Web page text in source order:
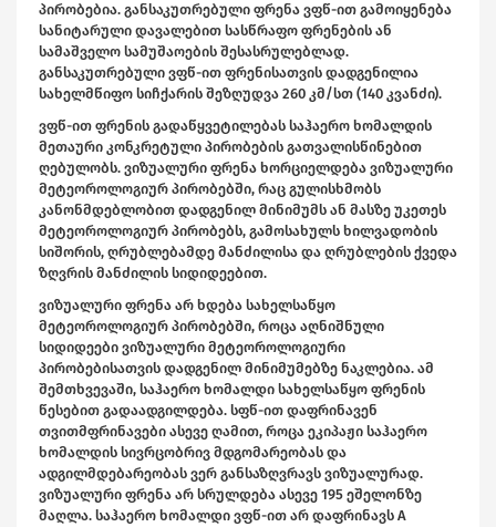
პირობებია. განსაკუთრებული ფრენა ვფწ-ით გამოიყენება
სანიტარული დავალებით სასწრაფო ფრენების ან
სამაშველო სამუშაოების შესასრულებლად.
განსაკუთრებული ვფწ-ით ფრენისათვის დადგენილია
სახელმწიფო სიჩქარის შეზღუდვა 260 კმ/სთ (140 კვანძი).
ვფწ-ით ფრენის გადაწყვეტილებას საჰაერო ხომალდის
მეთაური კონკრეტული პირობების გათვალისწინებით
ღებულობს. ვიზუალური ფრენა ხორციელდება ვიზუალური
მეტეოროლოგიურ პირობებში, რაც გულისხმობს
კანონმდებლობით დადგენილ მინიმუმს ან მასზე უკეთეს
მეტეოროლოგიურ პირობებს, გამოსახულს ხილვადობის
სიშორის, ღრუბლებამდე მანძილისა და ღრუბლების ქვედა
ზღვრის მანძილის სიდიდეებით.
ვიზუალური ფრენა არ ხდება სახელსაწყო
მეტეოროლოგიურ პირობებში, როცა აღნიშნული
სიდიდეები ვიზუალური მეტეოროლოგიური
პირობებისათვის დადგენილ მინიმუმებზე ნაკლებია. ამ
შემთხვევაში, საჰაერო ხომალდი სახელსაწყო ფრენის
წესებით გადაადგილდება. სფწ-ით დაფრინავენ
თვითმფრინავები ასევე ღამით, როცა ეკიპაჟი საჰაერო
ხომალდის სივრცობრივ მდგომარეობას და
ადგილმდებარეობას ვერ განსაზღვრავს ვიზუალურად.
ვიზუალური ფრენა არ სრულდება ასევე 195 ეშელონზე
მაღლა. საჰაერო ხომალდი ვფწ-ით არ დაფრინავს A